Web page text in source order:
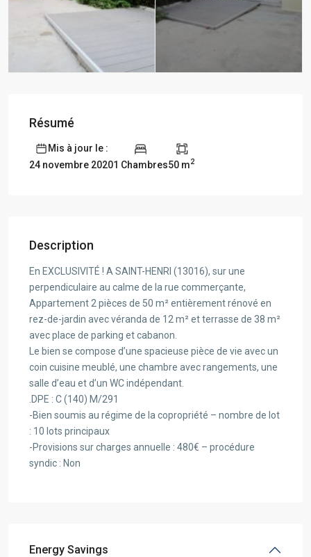
Résumé
Mis à jour le :
24 novembre 20201 Chambres50 m2
Description
En EXCLUSIVITÉ ! A SAINT-HENRI (13016), sur une
perpendiculaire au calme de la rue commerçante,
Appartement 2 pièces de 50 m² entièrement rénové en
rez-de-jardin avec véranda de 12 m² et terrasse de 38 m²
avec place de parking et cabanon.
Le bien se compose d’une spacieuse pièce de vie avec un
coin cuisine meublé, une chambre avec rangements, une
salle d’eau et d’un WC indépendant.
.DPE : C (140) M/291
-Bien soumis au régime de la copropriété – nombre de lot
: 10 lots principaux
-Provisions sur charges annuelle : 480€ – procédure
syndic : Non
Energy Savings